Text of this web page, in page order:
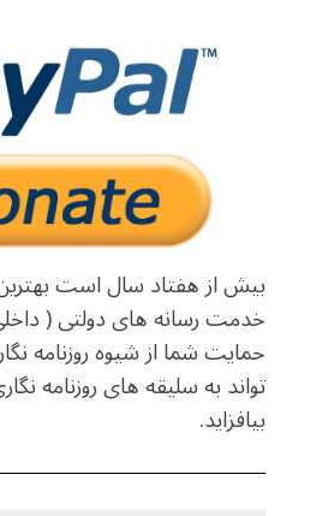
بیش از هفتاد سال است بهترین
خدمت رسانه های دولتی (
حمایت شما از شیوه روزنامه
تواند به سلیقه های روزنامه
بیافزاید.